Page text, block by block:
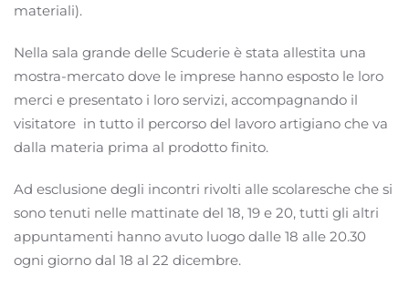
materiali).
Nella sala grande delle Scuderie è stata allestita una
mostra-mercato dove le imprese hanno esposto le loro
merci e presentato i loro servizi, accompagnando il
visitatore in tutto il percorso del lavoro artigiano che va
dalla materia prima al prodotto finito.
Ad esclusione degli incontri rivolti alle scolaresche che si
sono tenuti nelle mattinate del 18, 19 e 20, tutti gli altri
appuntamenti hanno avuto luogo dalle 18 alle 20.30
ogni giorno dal 18 al 22 dicembre.